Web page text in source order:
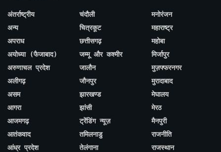
अंतर्राष्ट्रीय
अन्य
अपराध
अयोध्या (फैजाबाद)
अरुणाचल प्रदेश
अलीगढ़
असम
आगरा
आजमगढ़
आतंकवाद
आंध्र प्रदेश
चंदौली
चित्रकूट
छत्तीसगढ़
जम्मू और कश्मीर
जालौन
जौनपुर
झारखण्ड
झांसी
ट्रेंडिंग न्यूज़
तमिलनाडु
तेलंगाना
मनोरंजन
महाराष्ट्र
महोबा
मिर्जापुर
मुज़फ्फरनगर
मुरादाबाद
मेघालय
मेरठ
मैनपुरी
राजनीति
राजस्थान